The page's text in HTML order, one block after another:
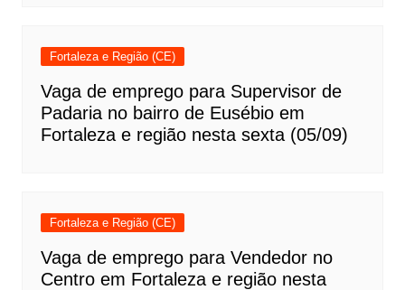
Fortaleza e Região (CE)
Vaga de emprego para Supervisor de
Padaria no bairro de Eusébio em
Fortaleza e região nesta sexta (05/09)
Fortaleza e Região (CE)
Vaga de emprego para Vendedor no
Centro em Fortaleza e região nesta